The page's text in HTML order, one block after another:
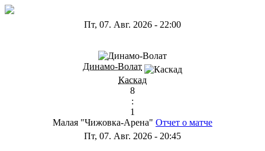
Пт, 07. Авг. 2026 - 22:00
Динамо-Волат
Каскад
8
:
1
Малая "Чижовка-Арена" Отчет о матче
Пт, 07. Авг. 2026 - 20:45